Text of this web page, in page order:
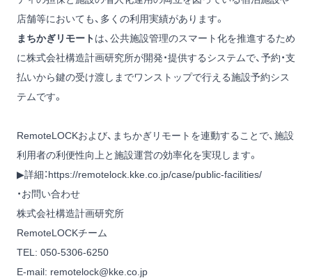
店舗等においても、多くの利用実績があります。
まちかぎリモートは、公共施設管理のスマート化を推進するため
に株式会社構造計画研究所が開発・提供するシステムで、予約・支
払いから鍵の受け渡しまでワンストップで行える施設予約シス
テムです。
RemoteLOCKおよび、まちかぎリモートを連動することで、施設
利用者の利便性向上と施設運営の効率化を実現します。
▶詳細：https://remotelock.kke.co.jp/case/public-facilities/
・お問い合わせ
株式会社構造計画研究所
RemoteLOCKチーム
TEL: 050-5306-6250
E-mail: remotelock@kke.co.jp